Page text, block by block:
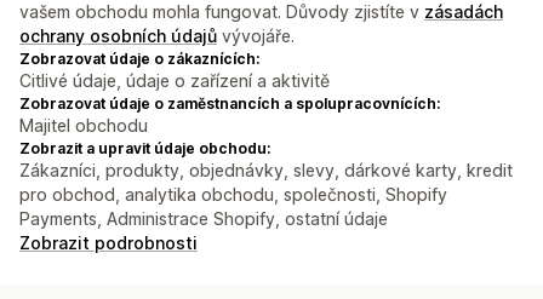
vašem obchodu mohla fungovat. Důvody zjistíte v zásadách
ochrany osobních údajů vývojáře.
Zobrazovat údaje o zákaznících:
Citlivé údaje, údaje o zařízení a aktivitě
Zobrazovat údaje o zaměstnancích a spolupracovnících:
Majitel obchodu
Zobrazit a upravit údaje obchodu:
Zákazníci, produkty, objednávky, slevy, dárkové karty, kredit
pro obchod, analytika obchodu, společnosti, Shopify
Payments, Administrace Shopify, ostatní údaje
Zobrazit podrobnosti